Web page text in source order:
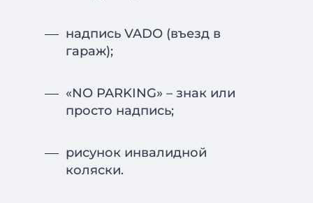
надпись VADO (въезд в
гараж);
«NO PARKING» – знак или
просто надпись;
рисунок инвалидной
коляски.